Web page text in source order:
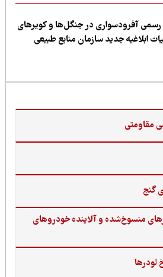
در جنگل‌ها و کویرهای
جدید سازمان منابع طبیعی
منسوخ‌شده و آلاینده خودروهای